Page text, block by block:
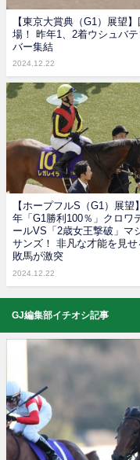
【東京大賞典（G1）展望
場！ 昨年1、2着ウシュバ
バー集結
2024.12.22
【ホープフルS（G1）展望
年「G1勝利100％」クロワ
ールVS「2歳女王撃破」マ
サンズ！ 非凡な才能を見せ
敗馬が激突
2024.12.22
GJ編集部イチオシ記事